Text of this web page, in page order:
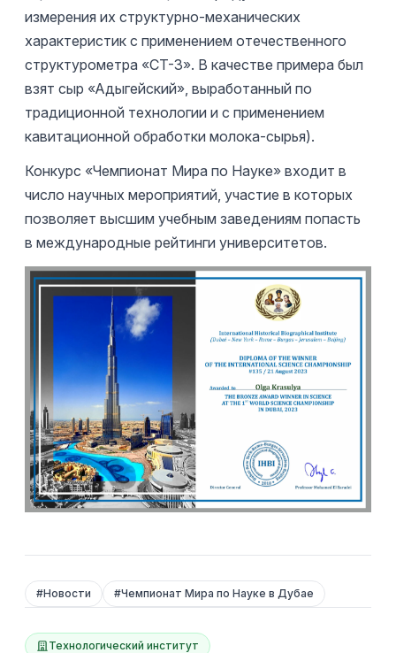
измерения их структурно-механических
характеристик с применением отечественного
структурометра «СТ-3». В качестве примера был
взят сыр «Адыгейский», выработанный по
традиционной технологии и с применением
кавитационной обработки молока-сырья).
Конкурс «Чемпионат Мира по Науке» входит в
число научных мероприятий, участие в которых
позволяет высшим учебным заведениям попасть
в международные рейтинги университетов.
#Новости #Чемпионат Мира по Науке в Дубае
Технологический институт